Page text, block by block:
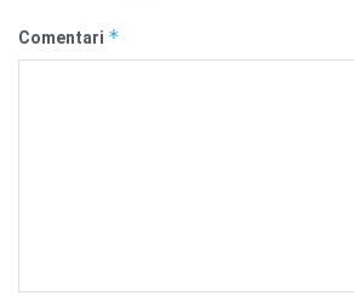
Comentari *